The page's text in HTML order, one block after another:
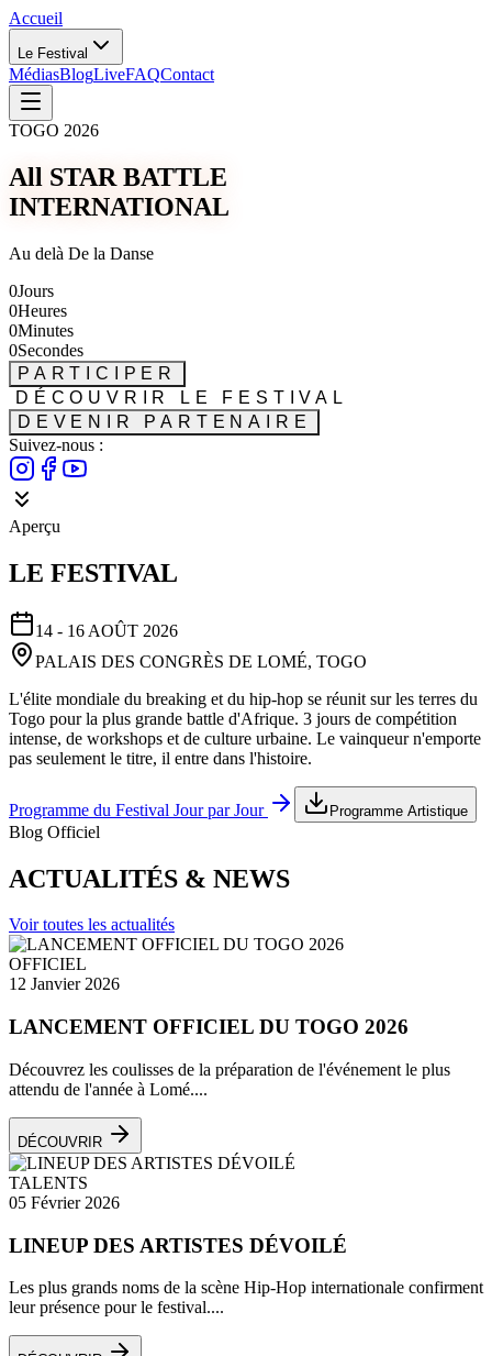
Accueil
Le Festival
MédiasBlogLiveFAQContact
TOGO 2026
All STAR BATTLE
INTERNATIONAL
Au delà De la Danse
0Jours
0Heures
0Minutes
0Secondes
PARTICIPER
DÉCOUVRIR LE FESTIVAL
DEVENIR PARTENAIRE
Suivez-nous :
Aperçu
LE FESTIVAL
14 - 16 AOÛT 2026
PALAIS DES CONGRÈS DE LOMÉ, TOGO
L'élite mondiale du breaking et du hip-hop se réunit sur les terres du
Togo pour la plus grande battle d'Afrique. 3 jours de compétition
intense, de workshops et de culture urbaine. Le vainqueur n'emporte
pas seulement le titre, il entre dans l'histoire.
Programme du Festival Jour par Jour Programme Artistique
Blog Officiel
ACTUALITÉS & NEWS
Voir toutes les actualités
OFFICIEL
12 Janvier 2026
LANCEMENT OFFICIEL DU TOGO 2026
Découvrez les coulisses de la préparation de l'événement le plus
attendu de l'année à Lomé....
DÉCOUVRIR
TALENTS
05 Février 2026
LINEUP DES ARTISTES DÉVOILÉ
Les plus grands noms de la scène Hip-Hop internationale confirment
leur présence pour le festival....